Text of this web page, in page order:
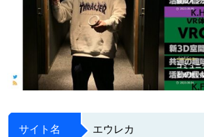
サイト名 エウレカ